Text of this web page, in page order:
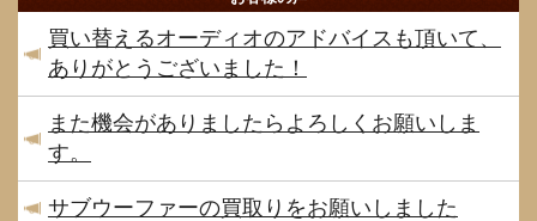
買い替えるオーディオのアドバイスも頂いて、
ありがとうございました！
また機会がありましたらよろしくお願いしま
す。
サブウーファーの買取りをお願いしました